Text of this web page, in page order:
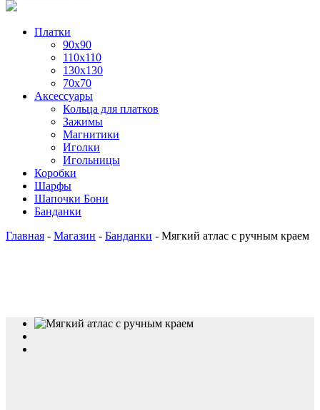
Платки
90x90
110x110
130x130
70х70
Аксессуары
Кольца для платков
Зажимы
Магнитики
Иголки
Игольницы
Коробки
Шарфы
Шапочки Бони
Банданки
Главная - Магазин - Банданки - Мягкий атлас с ручным краем